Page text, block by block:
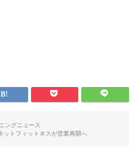
ングニュース
ットフィットネスが営業再開へ